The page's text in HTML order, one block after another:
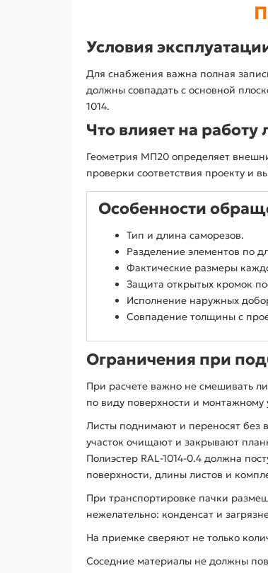
Условия
Для снабжения важна полная
должны совпадать с основной
1014.
Что влияет на работу
Геометрия МП20 определяет
проверки соответствия проекту и
Особенности
Тип и длина саморезов.
Разделение элементов по
Фактические размеры
Защита открытых кромок
Исполнение наружных
Совпадение толщины с
Ограничения при
При расчете важно не смешивать
по виду поверхности и монтажному
Листы поднимают и переносят без
участок очищают и закрывают
Полиэстер RAL-1014-0.4 должна
поверхности, длины листов и
При транспортировке пачки
нежелательно: конденсат и
На приемке сверяют не только
Соседние материалы не должны